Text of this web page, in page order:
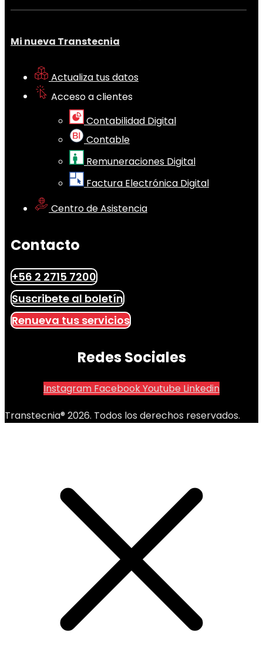
Mi nueva Transtecnia
Actualiza tus datos
Acceso a clientes
Contabilidad Digital
Contable
Remuneraciones Digital
Factura Electrónica Digital
Centro de Asistencia
Contacto
+56 2 2715 7200
Suscribete al boletín
Renueva tus servicios
Redes Sociales
Instagram FacebookYoutube Linkedin
Transtecnia® 2026. Todos los derechos reservados.